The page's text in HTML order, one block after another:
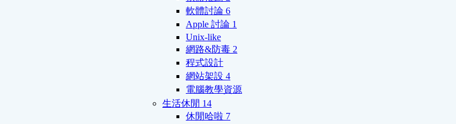
軟體討論 6
Apple 討論 1
Unix-like
網路&防毒 2
程式設計
網站架設 4
電腦教學資源
生活休閒 14
休閒哈啦 7